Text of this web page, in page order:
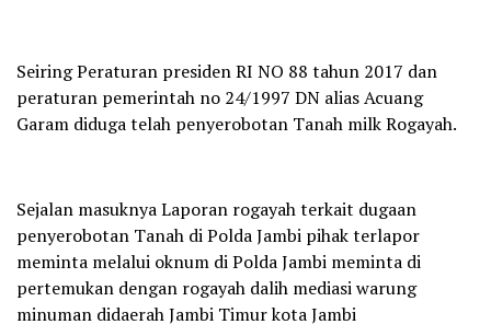
Seiring Peraturan presiden RI NO 88 tahun 2017 dan
peraturan pemerintah no 24/1997 DN alias Acuang
Garam diduga telah penyerobotan Tanah milk Rogayah.
Sejalan masuknya Laporan rogayah terkait dugaan
penyerobotan Tanah di Polda Jambi pihak terlapor
meminta melalui oknum di Polda Jambi meminta di
pertemukan dengan rogayah dalih mediasi warung
minuman didaerah Jambi Timur kota Jambi